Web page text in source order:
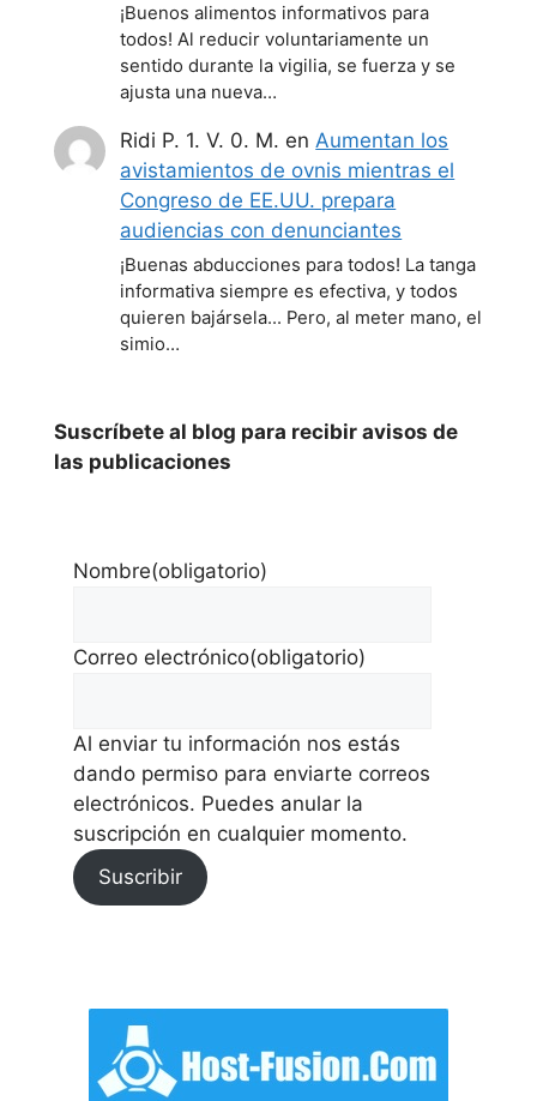
¡Buenos alimentos informativos para
todos! Al reducir voluntariamente un
sentido durante la vigilia, se fuerza y se
ajusta una nueva…
Ridi P. 1. V. 0. M. en Aumentan los
avistamientos de ovnis mientras el
Congreso de EE.UU. prepara
audiencias con denunciantes
¡Buenas abducciones para todos! La tanga
informativa siempre es efectiva, y todos
quieren bajársela... Pero, al meter mano, el
simio…
Suscríbete al blog para recibir avisos de
las publicaciones
Nombre(obligatorio)
Correo electrónico(obligatorio)
Al enviar tu información nos estás
dando permiso para enviarte correos
electrónicos. Puedes anular la
suscripción en cualquier momento.
Suscribir